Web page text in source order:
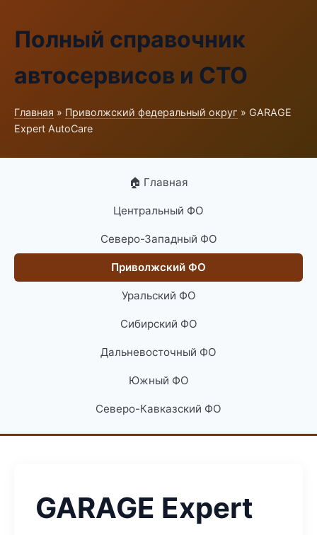
Полный справочник
автосервисов и СТО
Главная » Приволжский федеральный округ » GARAGE
Expert AutoCare
🏠 Главная
Центральный ФО
Северо-Западный ФО
Приволжский ФО
Уральский ФО
Сибирский ФО
Дальневосточный ФО
Южный ФО
Северо-Кавказский ФО
GARAGE Expert